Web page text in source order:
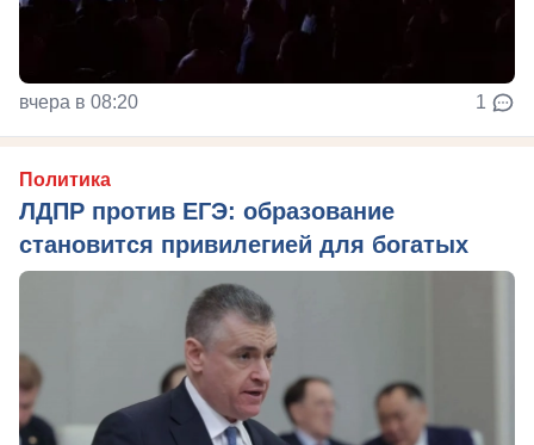
вчера в 08:20 1
Политика
ЛДПР против ЕГЭ: образование
становится привилегией для богатых